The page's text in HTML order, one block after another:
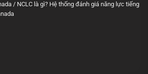
/ NCLC là gì? Hệ thống đánh giá năng lực tiếng